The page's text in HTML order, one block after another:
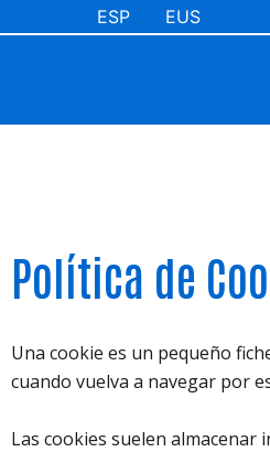
al
ESP EUS
Política de
Una cookie es un pequeño
cuando vuelva a navegar por
Las cookies suelen almacenar